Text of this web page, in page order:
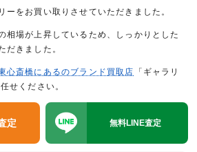
ーをお買い取りさせていただきました。
相場が上昇しているため、しっかりとした
だきました。
心斎橋にあるのブランド買取店
「ギャラリ
せください。
定 無料LINE査定